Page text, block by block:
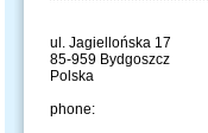
ul. Jagiellońska 17
85-959 Bydgoszcz
Polska
phone: